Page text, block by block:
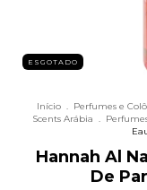
ESGOTADO
Início . Perfumes e
Scents Arábia .
Hannah Al
De